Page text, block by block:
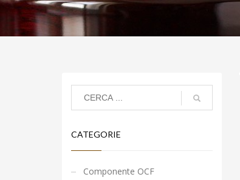
CATEGORIE
Componente OCF